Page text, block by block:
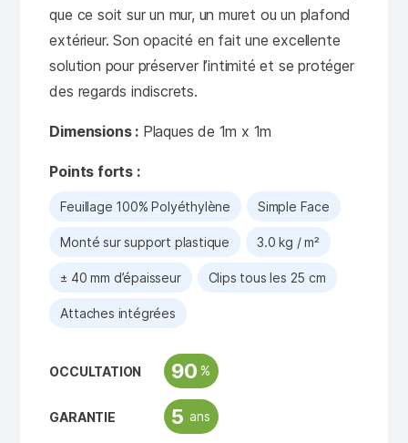
que ce soit sur un mur, un muret ou un plafond
extérieur. Son opacité en fait une excellente
solution pour préserver l’intimité et se protéger
des regards indiscrets.
Dimensions : Plaques de 1m x 1m
Points forts :
Feuillage 100% Polyéthylène Simple Face
Monté sur support plastique 3.0 kg / m²
± 40 mm d’épaisseur Clips tous les 25 cm
Attaches intégrées
OCCULTATION 90 %
GARANTIE 5 ans